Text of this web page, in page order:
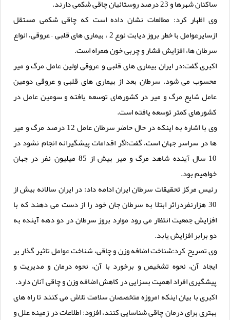
ساکنان شهرها و 23 درصد روستائیان چاقی شکمی دارند.
وی اظهار کرد: مطالعات نشان داده است که چاقی شکمی مستقل
ازسایرعوامل با خطر بروز دیابت نوع 2 ، بیماری های قلبی – عروقی، انواع
سرطان ها، افزایش فشار و چربی خون همراه است.
اکبری گفت:در ایران بیماری های قلبی و عروقی اولین عامل مرگ و میر
محسوب می شود. سرطان بعد از بیماری های قلبی و عروقی دومین
عامل شایع مرگ و میر در کشورهای توسعه یافته و سومین عامل در
کشورهای کمتر توسعه یافته است.
وی با اشاره به اینکه در حال حاضر سرطان عامل 12 درصد مرگ و میر
ها در سراسر جهان است، گفت:اگر اقدامات پیشگیرانه انجام نشود در
10 سال آینده شاهد مرگ و میر بیش از 85 میلیون نفر در جهان
خواهیم بود.
رئیس مرکز تحقیقات سرطان ایران ادامه داد: در ایران سالانه بیش از
30 هزارنفردراثر ابتلا به سرطان جان خود را از دست می دهند که با
افزایش جمعیت انتظار می رود موارد بروز سرطان در دو دهه آینده به
دو برابر افزایش یابد.
وی تصریح کرد:شناخت اضافه وزن و چاقی، شناخت عوامل تاثیر گذار بر
ایجاد آن، نحوه تشخیص و برخورد با آن، نحوه درمان و مدیریت و
پیشگیری افراد اهمیت بسزایی در کاهش اضافه وزن و چاقی آنان دارد.
اکبری با بیان اینکه امروزه متخصصان سلامت تلاش می کنند تا راه های
بهتری برای درمان چاقی شناسایی کنند، افزود: اطلاعات در زمینه علل و